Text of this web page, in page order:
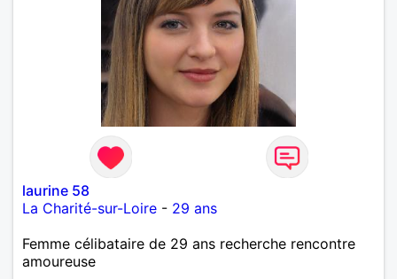
laurine 58
La Charité-sur-Loire - 29 ans
Femme célibataire de 29 ans recherche rencontre
amoureuse